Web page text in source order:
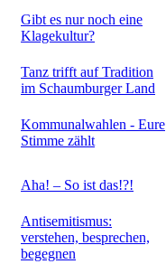
Gibt es nur noch eine
Klagekultur?
Tanz trifft auf Tradition
im Schaumburger Land
Kommunalwahlen - Eure
Stimme zählt
Aha! – So ist das!?!
Antisemitismus:
verstehen, besprechen,
begegnen